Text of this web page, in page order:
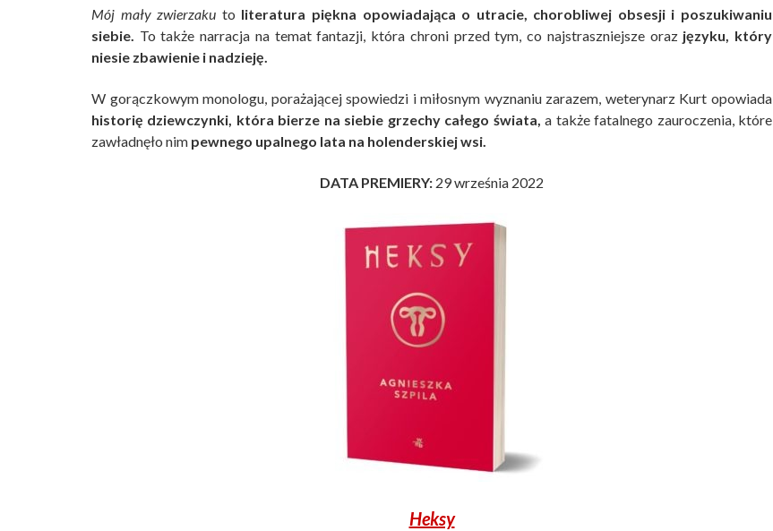
Mój mały zwierzaku to literatura piękna opowiadająca o utracie, chorobliwej obsesji i poszukiwaniu
siebie. To także narracja na temat fantazji, która chroni przed tym, co najstraszniejsze oraz języku, który
niesie zbawienie i nadzieję.
W gorączkowym monologu, porażającej spowiedzi i miłosnym wyznaniu zarazem, weterynarz Kurt opowiada
historię dziewczynki, która bierze na siebie grzechy całego świata, a także fatalnego zauroczenia, które
zawładnęło nim pewnego upalnego lata na holenderskiej wsi.
DATA PREMIERY: 29 września 2022
Heksy